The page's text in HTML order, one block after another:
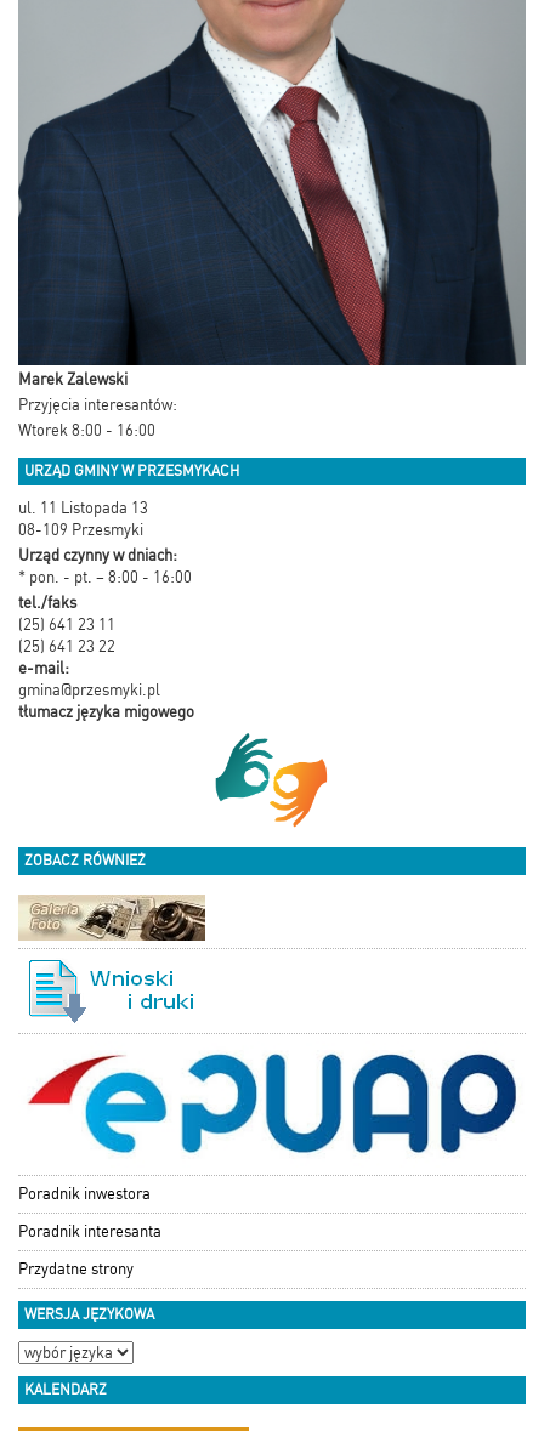
Marek Zalewski
Przyjęcia interesantów:
Wtorek 8:00 - 16:00
URZĄD GMINY W PRZESMYKACH
ul. 11 Listopada 13
08-109 Przesmyki
Urząd czynny w dniach:
* pon. - pt. – 8:00 - 16:00
tel./faks
(25) 641 23 11
(25) 641 23 22
e-mail:
gmina@przesmyki.pl
tłumacz języka migowego
ZOBACZ RÓWNIEŻ
Poradnik inwestora
Poradnik interesanta
Przydatne strony
WERSJA JĘZYKOWA
KALENDARZ